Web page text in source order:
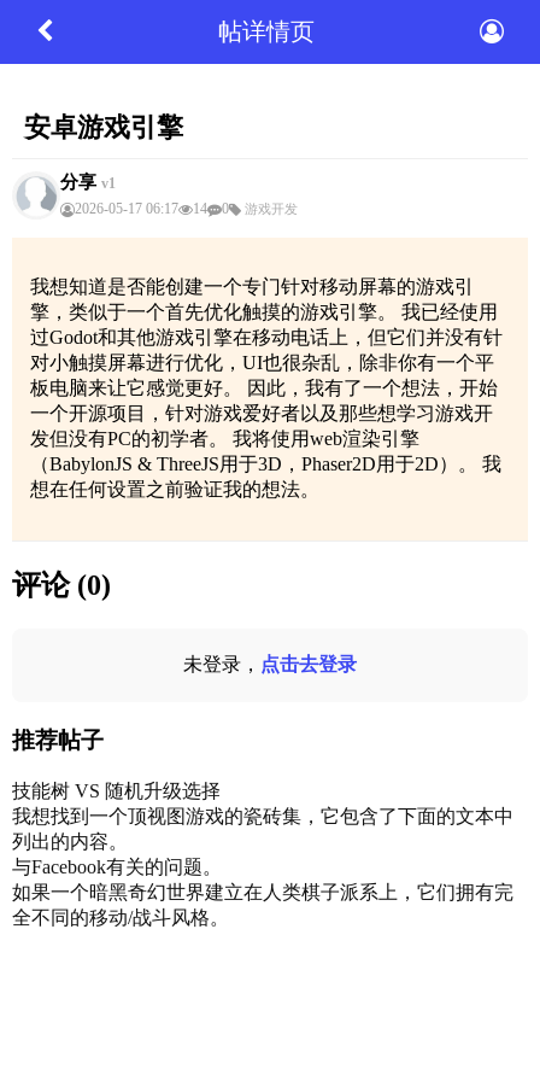
帖详情页
安卓游戏引擎
分享 v1
2026-05-17 06:17
14 0 游戏开发
我想知道是否能创建一个专门针对移动屏幕的游戏引
擎，类似于一个首先优化触摸的游戏引擎。 我已经使用
过Godot和其他游戏引擎在移动电话上，但它们并没有针
对小触摸屏幕进行优化，UI也很杂乱，除非你有一个平
板电脑来让它感觉更好。 因此，我有了一个想法，开始
一个开源项目，针对游戏爱好者以及那些想学习游戏开
发但没有PC的初学者。 我将使用web渲染引擎
（BabylonJS & ThreeJS用于3D，Phaser2D用于2D）。 我
想在任何设置之前验证我的想法。
评论 (0)
未登录， 点击去登录
推荐帖子
技能树 VS 随机升级选择
我想找到一个顶视图游戏的瓷砖集，它包含了下面的文本中
列出的内容。
与Facebook有关的问题。
如果一个暗黑奇幻世界建立在人类棋子派系上，它们拥有完
全不同的移动/战斗风格。